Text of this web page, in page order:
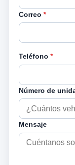
Correo *
Teléfono *
Número de
Mensaje